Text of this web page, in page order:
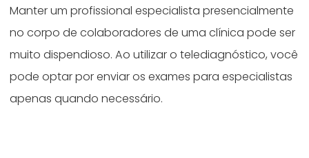
Manter um profissional especialista presencialmente
no corpo de colaboradores de uma clínica pode ser
muito dispendioso. Ao utilizar o telediagnóstico, você
pode optar por enviar os exames para especialistas
apenas quando necessário.